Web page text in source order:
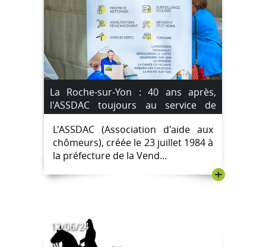
La Roche-sur-Yon : 40 ans après,
l'ASSDAC toujours au service de
l'insertion.
L'ASSDAC (Association d'aide aux
chômeurs), créée le 23 juillet 1984 à
la préfecture de la Vend...
+
12/06/24